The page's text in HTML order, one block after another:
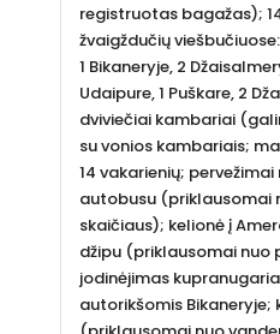
registruotas bagažas);
žvaigždučių
1 Bikaneryje, 2
Udaipure, 1 Puškare, 2
dviviečiai kambariai
su vonios kambariais;
14 vakarienių;
autobusu (priklausomai
skaičiaus); kelionė į
džipu (priklausomai nuo
jodinėjimas
autorikšomis Bikaneryje;